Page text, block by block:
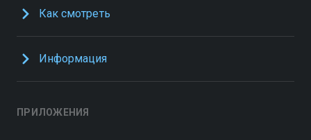
Как смотреть
Информация
ПРИЛОЖЕНИЯ